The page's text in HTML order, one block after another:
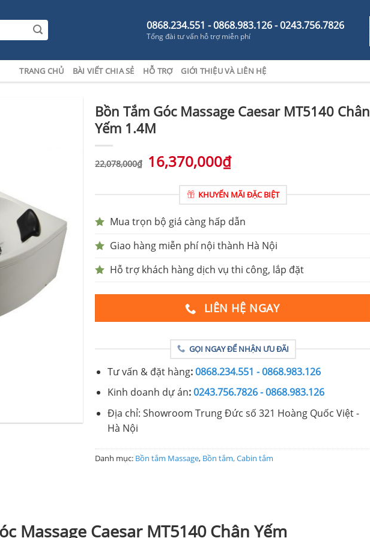
0868.234.551 - 0868.983.126 - 0243.756.7826
Tổng đài tư vấn hỗ trợ miễn phí
TRANG CHỦ BÀI VIẾT CHIA SẺ HỖ TRỢ GIỚI THIỆU VÀ LIÊN HỆ
Bồn Tắm Góc Massage Caesar MT5140 Chân
Yếm 1.4M
22,078,000₫ 16,370,000₫
KHUYẾN MÃI ĐẶC BIỆT
Mua trọn bộ giá càng hấp dẫn
Giao hàng miễn phí nội thành Hà Nội
Hỗ trợ khách hàng dịch vụ thi công, lắp đặt
LIÊN HỆ NGAY
GỌI NGAY ĐỂ NHẬN ƯU ĐÃI
Tư vấn & đặt hàng:0868.234.551 - 0868.983.126
Kinh doanh dự án:0243.756.7826 - 0868.983.126
Địa chỉ: Showroom Trung Đức số 321 Hoàng Quốc Việt -
Hà Nội
Danh mục: Bồn tắm Massage, Bồn tắm, Cabin tắm
Massage Caesar MT5140 Chân Yếm